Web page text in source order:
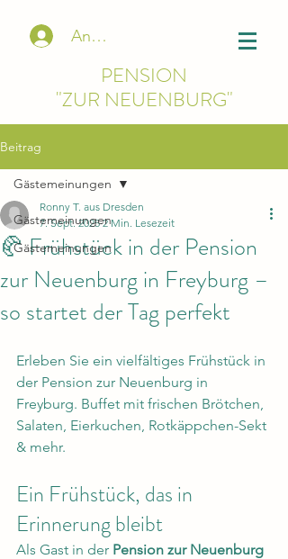
Anmelden
PENSION
"ZUR NEUENBURG"
Beitrag
Gästemeinungen
Gästemeinungen
Gästemeinungen
🥐 Frühstück in der Pension
zur Neuenburg in Freyburg –
so startet der Tag perfekt
Ronny T. aus Dresden
7. Sept. 2025 2 Min. Lesezeit
Erleben Sie ein vielfältiges Frühstück in
der Pension zur Neuenburg in
Freyburg. Buffet mit frischen Brötchen,
Salaten, Eierkuchen, Rotkäppchen-Sekt
& mehr.
Ein Frühstück, das in
Erinnerung bleibt
Als Gast in der Pension zur Neuenburg